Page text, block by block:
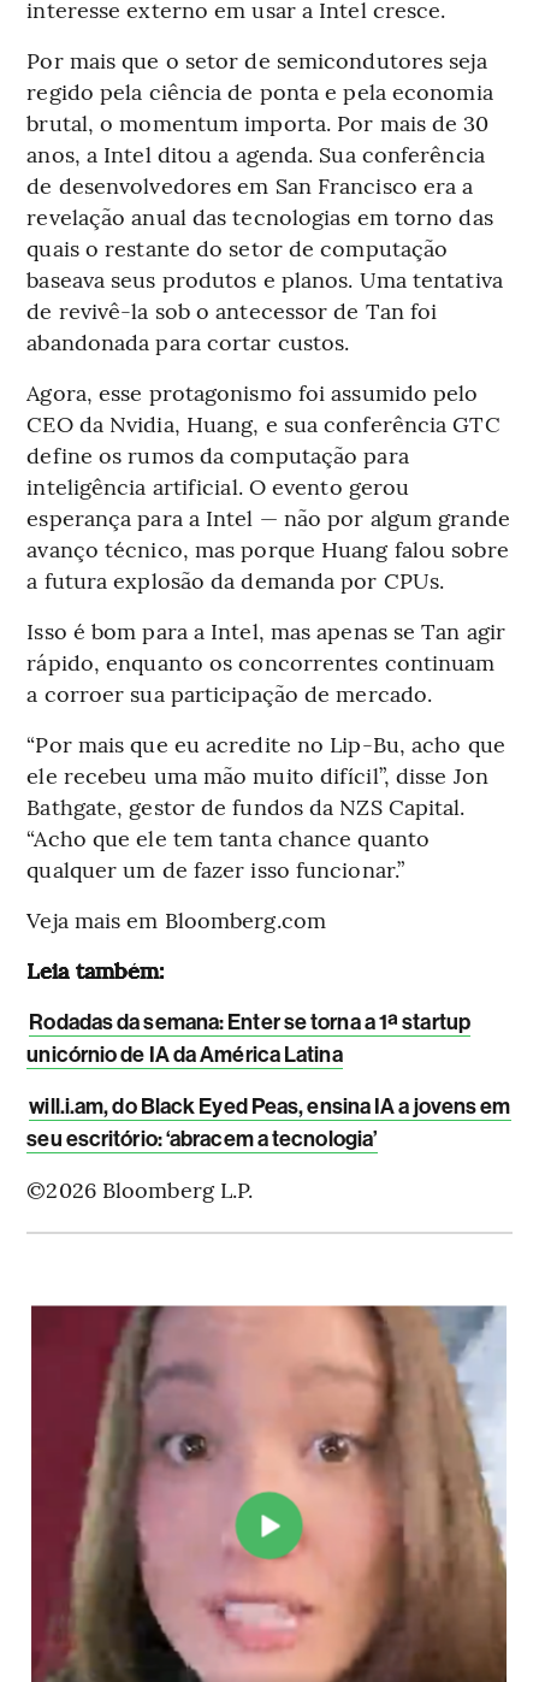
interesse externo em usar a Intel cresce.
Por mais que o setor de semicondutores seja
regido pela ciência de ponta e pela economia
brutal, o momentum importa. Por mais de 30
anos, a Intel ditou a agenda. Sua conferência
de desenvolvedores em San Francisco era a
revelação anual das tecnologias em torno das
quais o restante do setor de computação
baseava seus produtos e planos. Uma tentativa
de revivê-la sob o antecessor de Tan foi
abandonada para cortar custos.
Agora, esse protagonismo foi assumido pelo
CEO da Nvidia, Huang, e sua conferência GTC
define os rumos da computação para
inteligência artificial. O evento gerou
esperança para a Intel — não por algum grande
avanço técnico, mas porque Huang falou sobre
a futura explosão da demanda por CPUs.
Isso é bom para a Intel, mas apenas se Tan agir
rápido, enquanto os concorrentes continuam
a corroer sua participação de mercado.
“Por mais que eu acredite no Lip-Bu, acho que
ele recebeu uma mão muito difícil”, disse Jon
Bathgate, gestor de fundos da NZS Capital.
“Acho que ele tem tanta chance quanto
qualquer um de fazer isso funcionar.”
Veja mais em Bloomberg.com
Leia também:
Rodadas da semana: Enter se torna a 1ª startup
unicórnio de IA da América Latina
will.i.am, do Black Eyed Peas, ensina IA a jovens em
seu escritório: ‘abracem a tecnologia’
©2026 Bloomberg L.P.